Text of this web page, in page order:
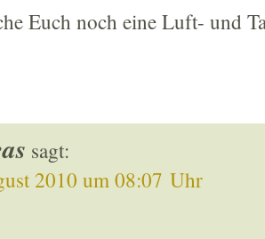
Euch noch eine Luft- und
sagt:
2010 um 08:07 Uhr